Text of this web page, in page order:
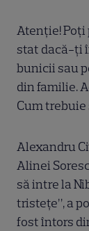
Atenție! Poți
stat dacă-ți
bunicii sau
din familie.
Cum trebuie
Alexandru
Alinei
să intre la
tristețe”, a
fost întors